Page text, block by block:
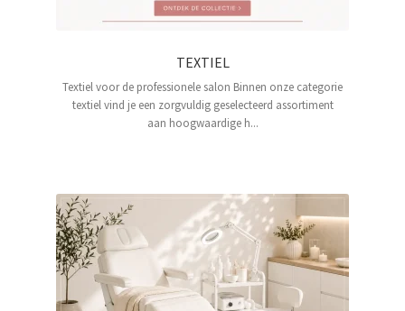
TEXTIEL
Textiel voor de professionele salon Binnen onze categorie
textiel vind je een zorgvuldig geselecteerd assortiment
aan hoogwaardige h...